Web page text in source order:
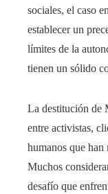
sociales, el caso
establecer un
límites de la
tienen un sólido
La destitución de
entre activistas,
humanos que han
Muchos
desafío que